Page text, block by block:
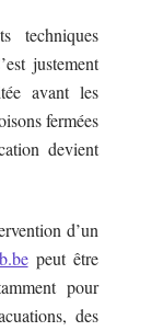
techniques
justement
avant les
fermées
devient
d’un
peut être
pour
des